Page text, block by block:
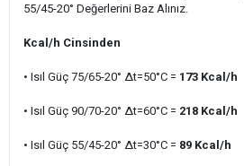
55/45-20° Değerlerini Baz Alınız.
Kcal/h Cinsinden
• Isıl Güç 75/65-20° ∆t=50°C = 173 Kcal/h
• Isıl Güç 90/70-20° ∆t=60°C = 218 Kcal/h
• Isıl Güç 55/45-20° ∆t=30°C = 89 Kcal/h